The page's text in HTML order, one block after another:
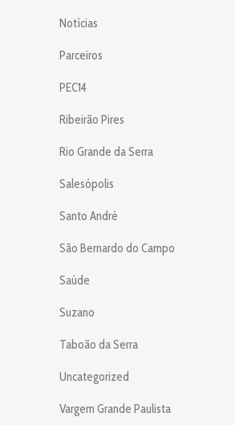
Notícias
Parceiros
PEC14
Ribeirão Pires
Rio Grande da Serra
Salesópolis
Santo André
São Bernardo do Campo
Saúde
Suzano
Taboão da Serra
Uncategorized
Vargem Grande Paulista